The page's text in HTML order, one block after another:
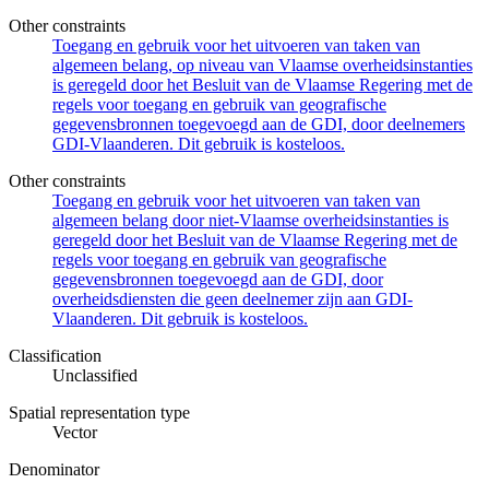
Other constraints
Toegang en gebruik voor het uitvoeren van taken van
algemeen belang, op niveau van Vlaamse overheidsinstanties
is geregeld door het Besluit van de Vlaamse Regering met de
regels voor toegang en gebruik van geografische
gegevensbronnen toegevoegd aan de GDI, door deelnemers
GDI-Vlaanderen. Dit gebruik is kosteloos.
Other constraints
Toegang en gebruik voor het uitvoeren van taken van
algemeen belang door niet-Vlaamse overheidsinstanties is
geregeld door het Besluit van de Vlaamse Regering met de
regels voor toegang en gebruik van geografische
gegevensbronnen toegevoegd aan de GDI, door
overheidsdiensten die geen deelnemer zijn aan GDI-
Vlaanderen. Dit gebruik is kosteloos.
Classification
Unclassified
Spatial representation type
Vector
Denominator